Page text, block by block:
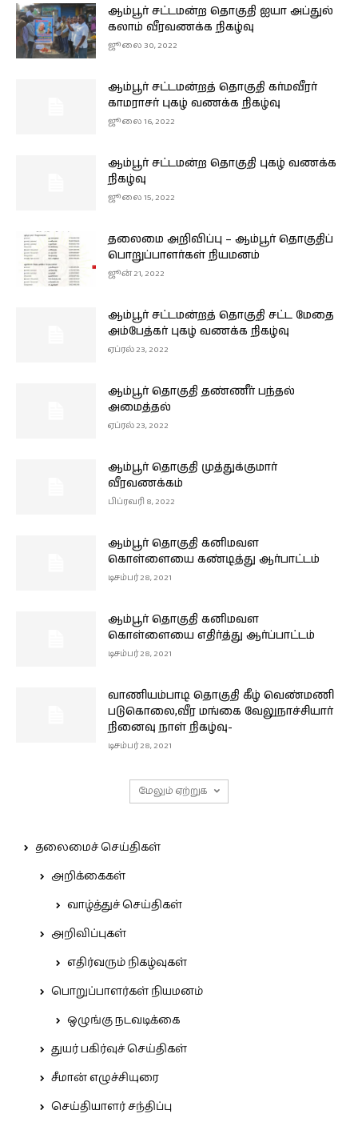
ஆம்பூர் சட்டமன்ற தொகுதி ஐயா அப்துல்
கலாம் வீரவணக்க நிகழ்வு
ஜூலை 30, 2022
ஆம்பூர் சட்டமன்றத் தொகுதி கர்மவீரர்
காமராசர் புகழ் வணக்க நிகழ்வு
ஜூலை 16, 2022
ஆம்பூர் சட்டமன்ற தொகுதி புகழ் வணக்க
நிகழ்வு
ஜூலை 15, 2022
தலைமை அறிவிப்பு – ஆம்பூர் தொகுதிப்
பொறுப்பாளர்கள் நியமனம்
ஜூன் 21, 2022
ஆம்பூர் சட்டமன்றத் தொகுதி சட்ட மேதை
அம்பேத்கர் புகழ் வணக்க நிகழ்வு
ஏப்ரல் 23, 2022
ஆம்பூர் தொகுதி தண்ணீர் பந்தல்
அமைத்தல்
ஏப்ரல் 23, 2022
ஆம்பூர் தொகுதி முத்துக்குமார்
வீரவணக்கம்
பிப்ரவரி 8, 2022
ஆம்பூர் தொகுதி கனிமவள
கொள்ளையை கண்டித்து ஆர்பாட்டம்
டிசம்பர் 28, 2021
ஆம்பூர் தொகுதி கனிமவள
கொள்ளையை எதிர்த்து ஆர்ப்பாட்டம்
டிசம்பர் 28, 2021
வாணியம்பாடி தொகுதி கீழ் வெண்மணி
படுகொலை,வீர மங்கை வேலுநாச்சியார்
நினைவு நாள் நிகழ்வு-
டிசம்பர் 28, 2021
மேலும் ஏற்றுக
தலைமைச் செய்திகள்
அறிக்கைகள்
வாழ்த்துச் செய்திகள்
அறிவிப்புகள்
எதிர்வரும் நிகழ்வுகள்
பொறுப்பாளர்கள் நியமனம்
ஒழுங்கு நடவடிக்கை
துயர் பகிர்வுச் செய்திகள்
சீமான் எழுச்சியுரை
செய்தியாளர் சந்திப்பு